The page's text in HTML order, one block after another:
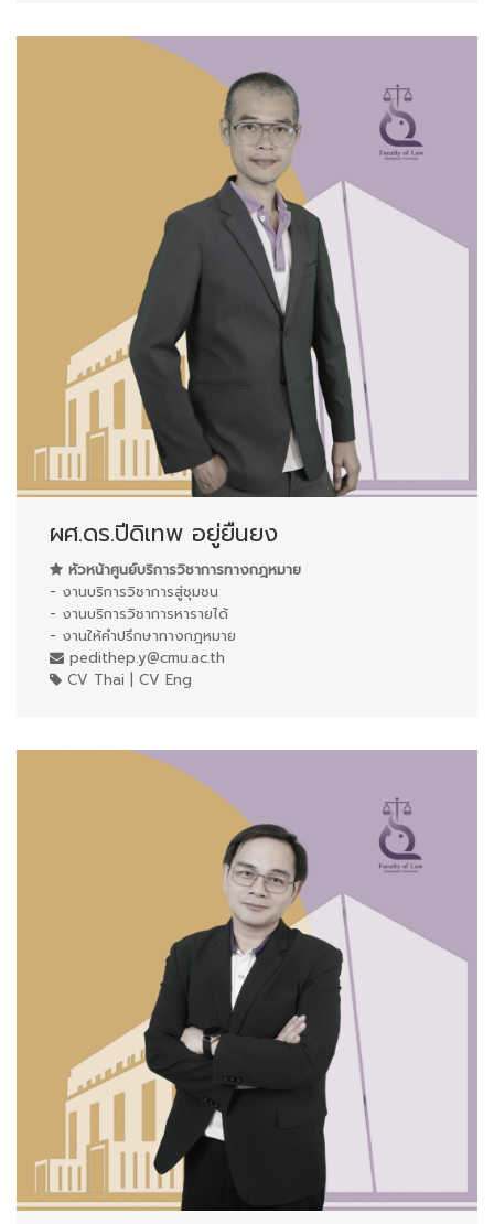
ผศ.ดร.ปีดิเทพ อยู่ยืนยง
หัวหน้าศูนย์บริการวิชาการทางกฎหมาย
- งานบริการวิชาการสู่ชุมชน
- งานบริการวิชาการหารายได้
- งานให้คำปรึกษาทางกฎหมาย
pedithep.y@cmu.ac.th
CV Thai | CV Eng